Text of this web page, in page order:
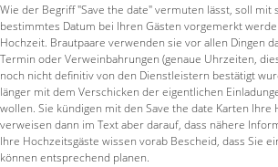
Wie der Begriff "Save the date" vermuten lässt, soll mit
bestimmtes Datum bei Ihren Gästen vorgemerkt
Hochzeit. Brautpaare verwenden sie vor allen Dingen
Termin oder Verweinbahrungen (genaue Uhrzeiten,
noch nicht definitiv von den Dienstleistern bestätigt
länger mit dem Verschicken der eigentlichen
wollen. Sie kündigen mit den Save the date Karten Ihre
verweisen dann im Text aber darauf, dass nähere
Ihre Hochzeitsgäste wissen vorab Bescheid, dass Sie
können entsprechend planen.